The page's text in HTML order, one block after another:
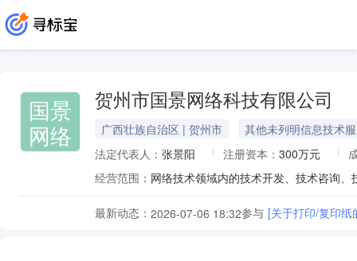
国景
网络
贺州市国景网络科技有限公司
广西壮族自治区 | 贺州市
其他未列明信息技术
法定代表人： 张景阳 注册资本： 300万元
经营范围：
最新动态： 2026-07-06 18:32参与 [关于打印/复印